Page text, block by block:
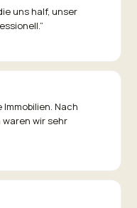
uns half, unser
”
Nach
wir sehr